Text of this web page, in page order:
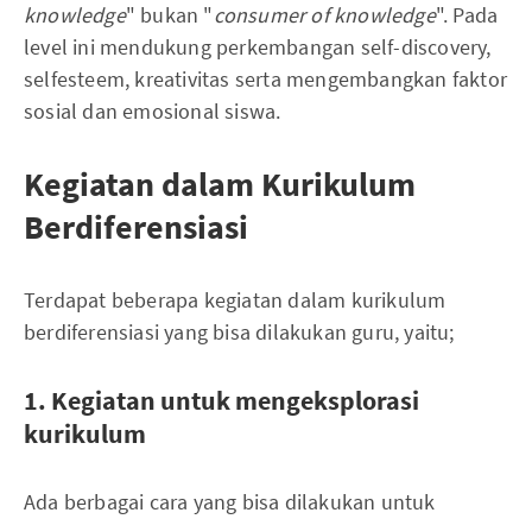
knowledge" bukan "consumer of knowledge". Pada
level ini mendukung perkembangan self-discovery,
selfesteem, kreativitas serta mengembangkan faktor
sosial dan emosional siswa.
Kegiatan dalam Kurikulum
Berdiferensiasi
Terdapat beberapa kegiatan dalam kurikulum
berdiferensiasi yang bisa dilakukan guru, yaitu;
1. Kegiatan untuk mengeksplorasi
kurikulum
Ada berbagai cara yang bisa dilakukan untuk